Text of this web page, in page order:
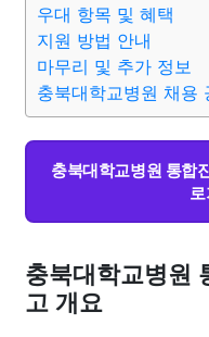
종교 사회 정치
부동산 외국어 교육
우대 항목 및 혜택
지원 방법 안내
마무리 및 추가 정보
충북대학교병원 채용
충북대학교병원 통합
충북대학교병원
고 개요